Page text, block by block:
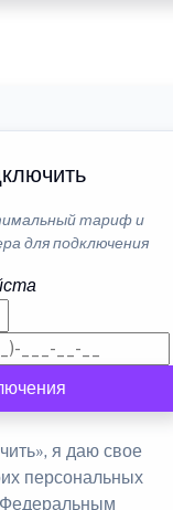
тариф и
для подключения
я даю свое
персональных
Федеральным